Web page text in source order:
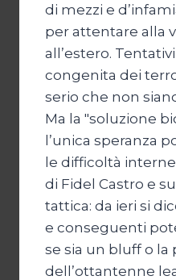
di mezzi e
per attentare alla
all’estero.
congenita dei
serio che non
Ma la "soluzione
l’unica speranza
le difficoltà
di Fidel Castro e
tattica: da ieri si
e conseguenti
se sia un bluff o
dell’ottantenne